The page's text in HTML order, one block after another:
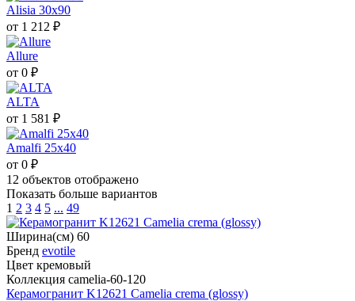
Alisia 30x90
от 1 212 ₽
Allure
от 0 ₽
ALTA
от 1 581 ₽
Amalfi 25х40
от 0 ₽
12 объектов отображено
Показать больше вариантов
1 2 3 4 5 ... 49
Ширина(см) 60
Бренд evotile
Цвет кремовый
Коллекция camelia-60-120
Керамогранит K12621 Camelia crema (glossy)